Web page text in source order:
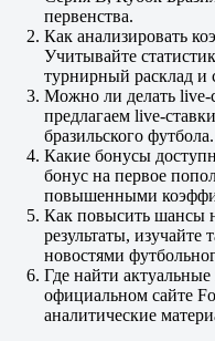
3.45
1.30
1.40
первенства.
Как анализировать
Учитывайте
турнирный расклад и
Можно ли делать live-
предлагаем live-
бразильского футбола.
Какие бонусы
бонус на первое
повышенными
Как повысить шансы
результаты, изучайте
новостями
Где найти
официальном сайте
аналитические